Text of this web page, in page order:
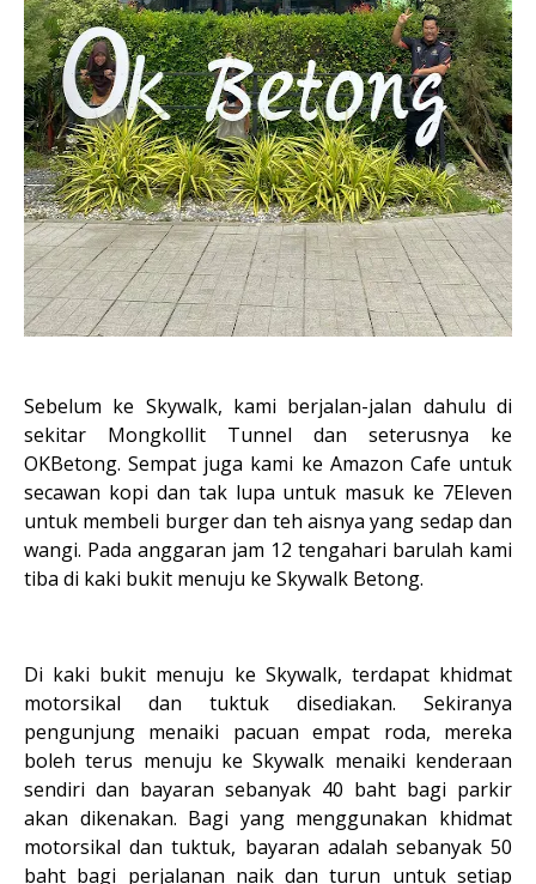
Sebelum ke Skywalk, kami berjalan-jalan dahulu di
sekitar Mongkollit Tunnel dan seterusnya ke
OKBetong. Sempat juga kami ke Amazon Cafe untuk
secawan kopi dan tak lupa untuk masuk ke 7Eleven
untuk membeli burger dan teh aisnya yang sedap dan
wangi. Pada anggaran jam 12 tengahari barulah kami
tiba di kaki bukit menuju ke Skywalk Betong.
Di kaki bukit menuju ke Skywalk, terdapat khidmat
motorsikal dan tuktuk disediakan. Sekiranya
pengunjung menaiki pacuan empat roda, mereka
boleh terus menuju ke Skywalk menaiki kenderaan
sendiri dan bayaran sebanyak 40 baht bagi parkir
akan dikenakan. Bagi yang menggunakan khidmat
motorsikal dan tuktuk, bayaran adalah sebanyak 50
baht bagi perjalanan naik dan turun untuk setiap